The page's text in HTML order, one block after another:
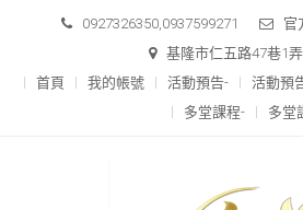
content
0927326350,0937599271
官
基隆市仁五路47巷1
首頁
我的帳號 活動預告- 活動預
多堂課程-
多堂